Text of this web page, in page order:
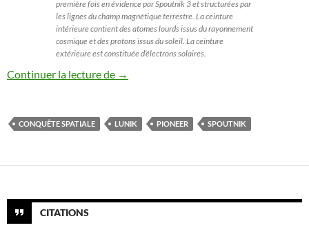
première fois en évidence par Spoutnik 3 et structurées par
les lignes du champ magnétique terrestre. La ceinture
intérieure contient des atomes lourds issus du rayonnement
cosmique et des protons issus du soleil. La ceinture
extérieure est constituée d’électrons solaires.
Continuer la lecture de Les Chroniques de l’espace illustrées
→
CONQUÊTE SPATIALE LUNIK PIONEER SPOUTNIK
CITATIONS